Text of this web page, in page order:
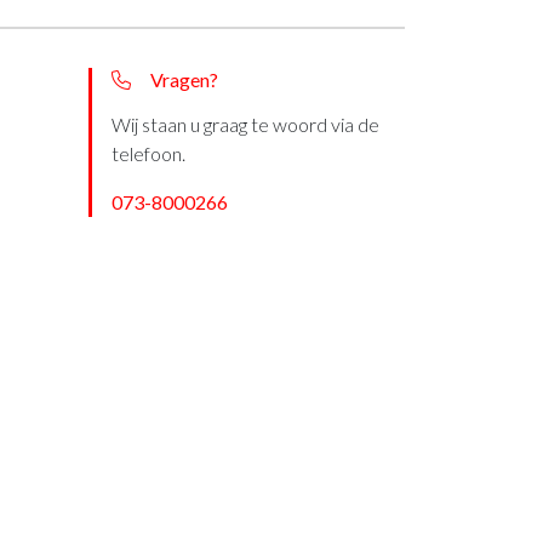
Vragen?
Wij staan u graag te woord via de
telefoon.
073-8000266